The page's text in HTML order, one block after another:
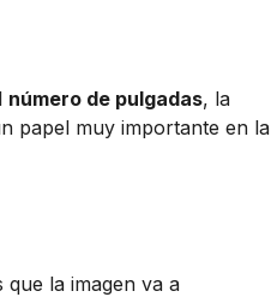
número de pulgadas, la
papel muy importante en la
que la imagen va a